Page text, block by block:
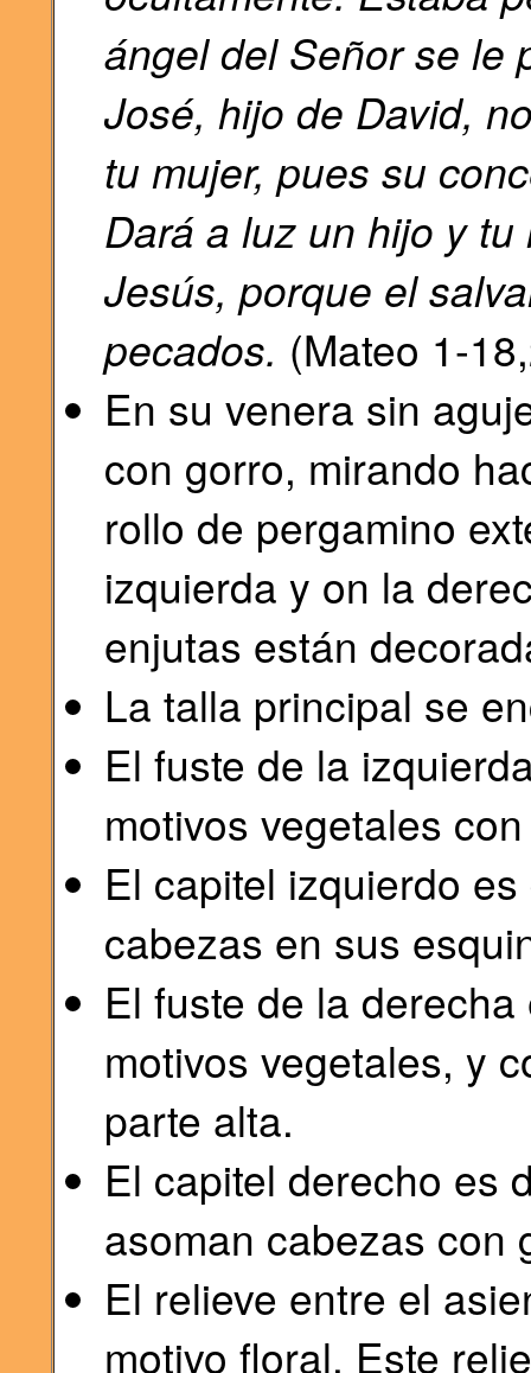
ángel del Señor se le
José, hijo de David,
tu mujer, pues su
Dará a luz un hijo y
Jesús, porque el
pecados. (Mateo 1-
En su venera sin
con gorro, mirando
rollo de pergamino
izquierda y on la
enjutas están
La talla principal se
El fuste de la
motivos vegetales
El capitel izquierdo
cabezas en sus
El fuste de la
motivos vegetales, y
parte alta.
El capitel derecho es
asoman cabezas con
El relieve entre el
motivo floral. Este